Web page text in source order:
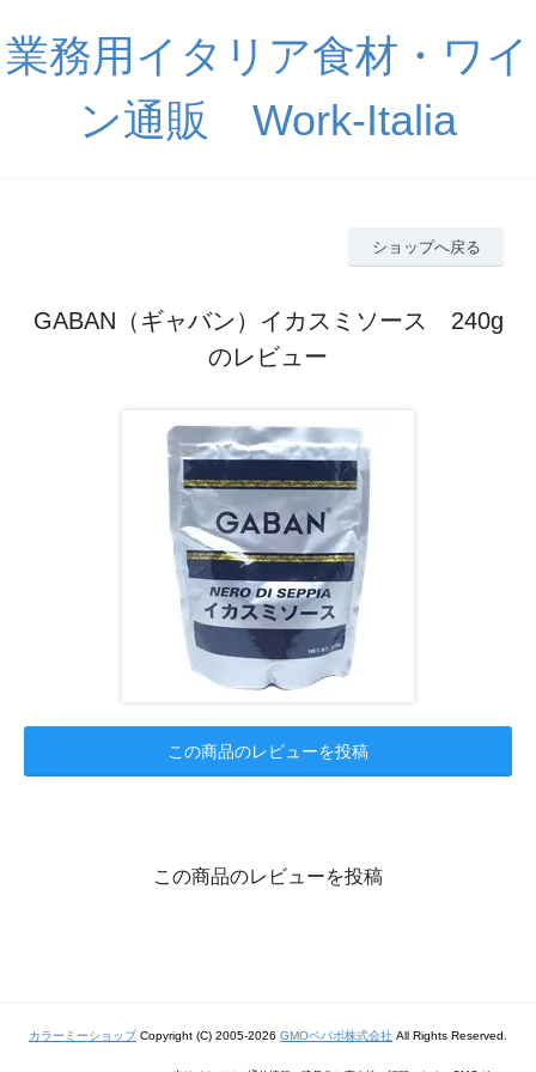
業務用イタリア食材・ワイ
ン通販 Work-Italia
ショップへ戻る
GABAN（ギャバン）イカスミソース 240g
のレビュー
この商品のレビューを投稿
この商品のレビューを投稿
カラーミーショップCopyright (C) 2005-2026 GMOペパボ株式会社 All Rights Reserved.